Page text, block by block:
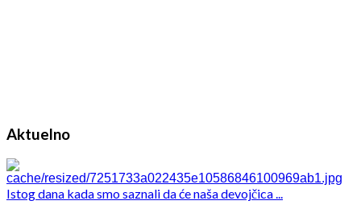
Aktuelno
Istog dana kada smo saznali da će naša devojčica ...